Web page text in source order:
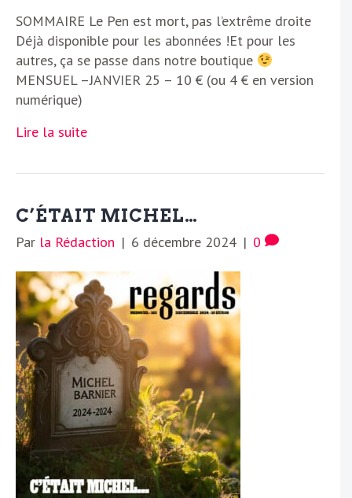
SOMMAIRE Le Pen est mort, pas l’extrême droite
Déjà disponible pour les abonnées !Et pour les
autres, ça se passe dans notre boutique
MENSUEL –JANVIER 25 – 10 € (ou 4 € en version
numérique)
Lire la suite
C’ÉTAIT MICHEL…
Par la Rédaction | 6 décembre 2024 | 0